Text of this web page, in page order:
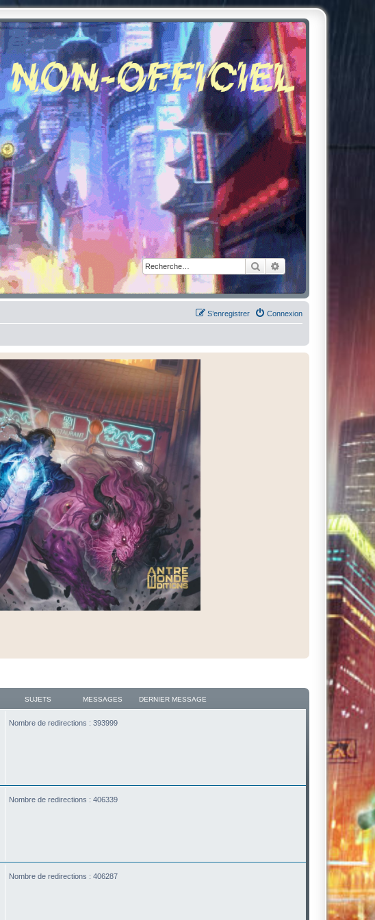
RechercherRecherche avancée
Connexion
S’enregistrer
SUJETS MESSAGES DERNIER MESSAGE
Nombre de redirections : 393999
Nombre de redirections : 406339
Nombre de redirections : 406287